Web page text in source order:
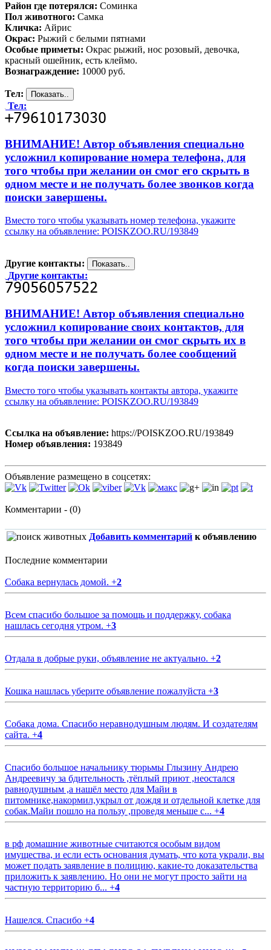
Район где потерялся: Соминка
Пол животного: Самка
Кличка: Айрис
Окрас: Рыжий с белыми пятнами
Особые приметы: Окрас рыжий, нос розовый, девочка,
красный ошейник, есть клеймо.
Вознаграждение: 10000 руб.
Тел:
Тел:
ВНИМАНИЕ! Автор объявления специально
усложнил копирование номера телефона, для
того чтобы при желании он смог его скрыть в
одном месте и не получать более звонков когда
поиски завершены.
Вместо того чтобы указывать номер телефона, укажите
ссылку на объявление: POISKZOO.RU/193849
Другие контакты:
Другие контакты:
ВНИМАНИЕ! Автор объявления специально
усложнил копирование своих контактов, для
того чтобы при желании он смог скрыть их в
одном месте и не получать более сообщений
когда поиски завершены.
Вместо того чтобы указывать контакты автора, укажите
ссылку на объявление: POISKZOO.RU/193849
Ссылка на объявление: https://POISKZOO.RU/193849
Номер объявления: 193849
Объявление размещено в соцсетях:
Комментарии - (0)
Добавить комментарий к объявлению
Последние комментарии
Собака вернулась домой. +2
Всем спасибо большое за помощь и поддержку, собака
нашлась сегодня утром. +3
Отдала в добрые руки, объявление не актуально. +2
Кошка нашлась уберите объявление пожалуйста +3
Собака дома. Спасибо неравнодушным людям. И создателям
сайта. +4
Спасибо большое начальнику тюрьмы Глызину Андрею
Андреевичу за бдительность ,тёплый приют ,неостался
равнодушным ,а нашёл место для Майи в
питомнике,накормил,укрыл от дождя и отдельной клетке для
собак.Майи пошло на пользу ,проведя меньше с... +4
в рф домашние животные считаются особым видом
имущества, и если есть основания думать, что кота украли, вы
может подать заявление в полицию, какие-то доказательства
приложить к заявлению. Но они не могут просто зайти на
частную территорию б... +4
Нашелся. Спасибо +4